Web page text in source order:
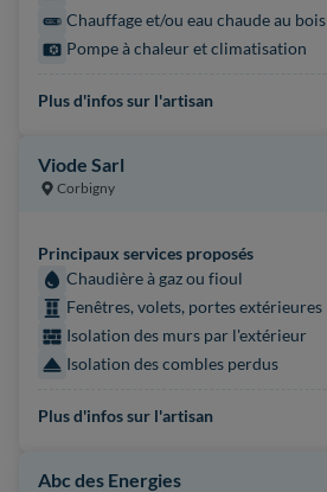
Chauffage et/ou eau chaude au bois
Pompe à chaleur et climatisation
Plus d'infos sur l'artisan
Viode Sarl
Corbigny
Principaux services proposés
Chaudière à gaz ou fioul
Fenêtres, volets, portes extérieures
Isolation des murs par l'extérieur
Isolation des combles perdus
Plus d'infos sur l'artisan
Abc des Energies